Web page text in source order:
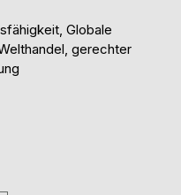
Globale
gerechter